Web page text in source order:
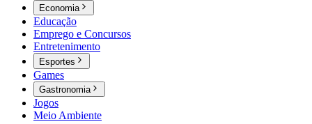
Economia
Educação
Emprego e Concursos
Entretenimento
Esportes
Games
Gastronomia
Jogos
Meio Ambiente